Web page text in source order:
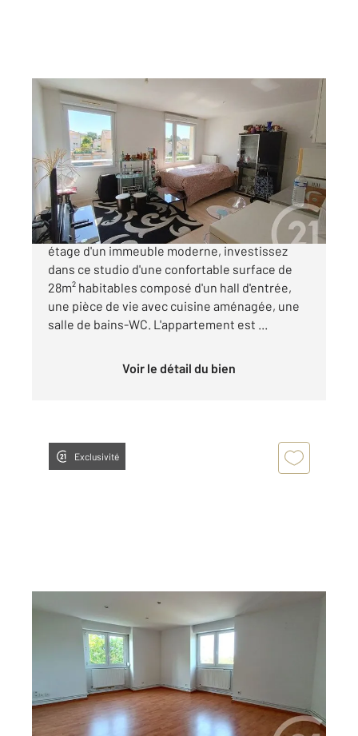
STRASBOURG 67
28,37 m2, 1 pièce
Ref : 20342
Appartement F1 à vendre
89 000 €
STRASBOURG KOENIGSHOFFEN Au 3ème
étage d'un immeuble moderne, investissez
dans ce studio d'une confortable surface de
28m² habitables composé d'un hall d'entrée,
une pièce de vie avec cuisine aménagée, une
salle de bains-WC. L'appartement est ...
Voir le détail du bien
Exclusivité
STRASBOURG 67
66,55 m2, 3 pièces
Ref : 20596
Appartement F3 à vendre
189 000 €